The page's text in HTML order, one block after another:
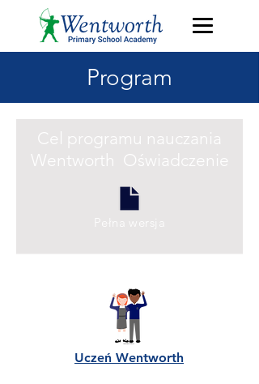
Program
Cel programu nauczania
Wentworth Oświadczenie
Pełna wersja
Uczeń Wentworth